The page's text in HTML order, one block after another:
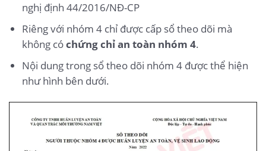
nghị định 44/2016/NĐ-CP
Riêng với nhóm 4 chỉ được cấp sổ theo dõi mà
không cóchứng chỉ an toàn nhóm 4.
Nội dung trong sổ theo dõi nhóm 4 được thể hiện
như hình bên dưới.